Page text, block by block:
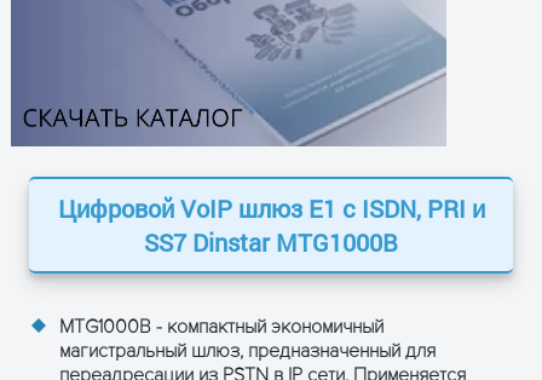
Цифровой VoIP шлюз E1 с ISDN, PRI и
SS7 Dinstar MTG1000B
MTG1000B - компактный экономичный
магистральный шлюз, предназначенный для